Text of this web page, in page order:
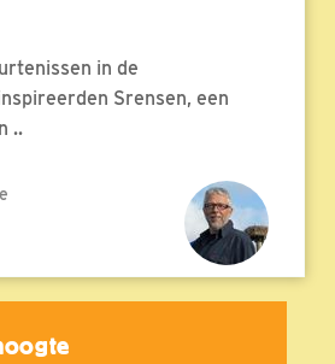
in de
Srensen, een
..